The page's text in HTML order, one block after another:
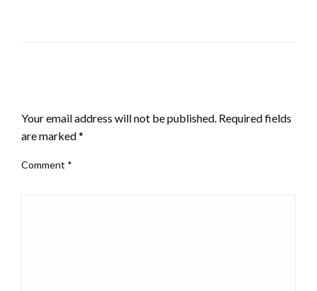
Your email address will not be published. Required fields
are marked*
Comment *